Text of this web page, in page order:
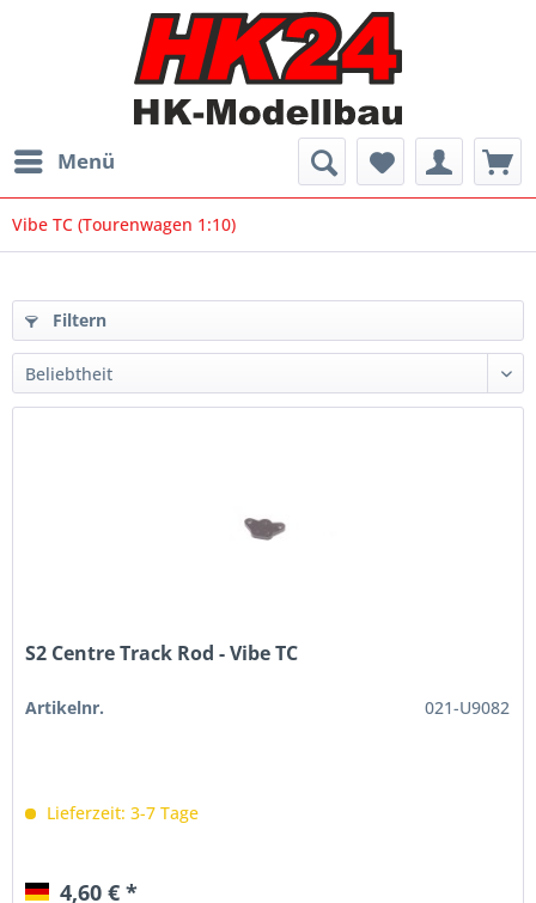
Menü
Vibe TC (Tourenwagen 1:10)
Filtern
S2 Centre Track Rod - Vibe TC
Artikelnr. 021-U9082
Lieferzeit: 3-7 Tage
4,60 € *